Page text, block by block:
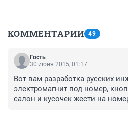
КОММЕНТАРИИ 49
Гость
30 июня 2015, 01:17
Вот вам разработка русских
электромагнит под номер,
салон и кусочек жести на